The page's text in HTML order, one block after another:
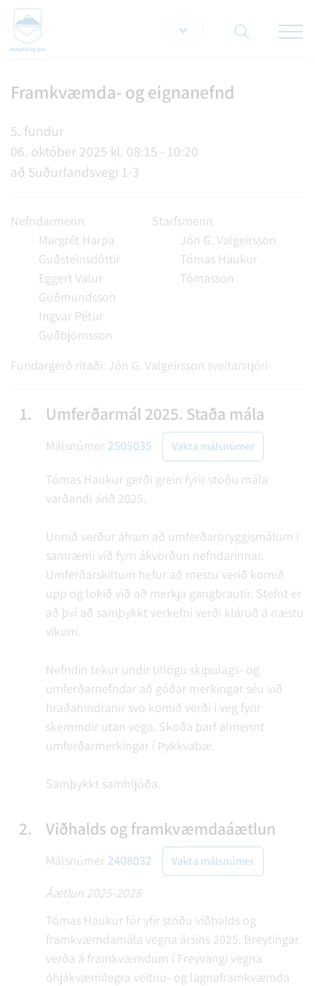
Framkvæmda- og eignanefnd
5. fundur
06. október 2025 kl. 08:15 - 10:20
að Suðurlandsvegi 1-3
Nefndarmenn
Margrét Harpa
Guðsteinsdóttir
Eggert Valur
Guðmundsson
Ingvar Pétur
Guðbjörnsson
Starfsmenn
Jón G. Valgeirsson
Tómas Haukur
Tómasson
Fundargerð ritaði: Jón G. Valgeirsson sveitarstjóri
1. Umferðarmál 2025. Staða mála
Málsnúmer 2505035 Vakta málsnúmer
Tómas Haukur gerði grein fyrir stöðu mála
varðandi árið 2025.
Unnið verður áfram að umferðaröryggismálum í
samræmi við fyrri ákvörðun nefndarinnar.
Umferðarskiltum hefur að mestu verið komið
upp og lokið við að merkja gangbrautir. Stefnt er
að því að samþykkt verkefni verði kláruð á næstu
vikum.
Nefndin tekur undir tillögu skipulags- og
umferðarnefndar að góðar merkingar séu við
hraðahindranir svo komið verði í veg fyrir
skemmdir utan vega. Skoða þarf almennt
umferðarmerkingar í Þykkvabæ.
Samþykkt samhljóða.
2. Viðhalds og framkvæmdaáætlun
Málsnúmer 2408032 Vakta málsnúmer
Áætlun 2025-2028
Tómas Haukur fór yfir stöðu viðhalds og
framkvæmdamála vegna ársins 2025. Breytingar
verða á framkvæmdum í Freyvangi vegna
óhjákvæmilegra veitnu- og lagnaframkvæmda
Leita á vef